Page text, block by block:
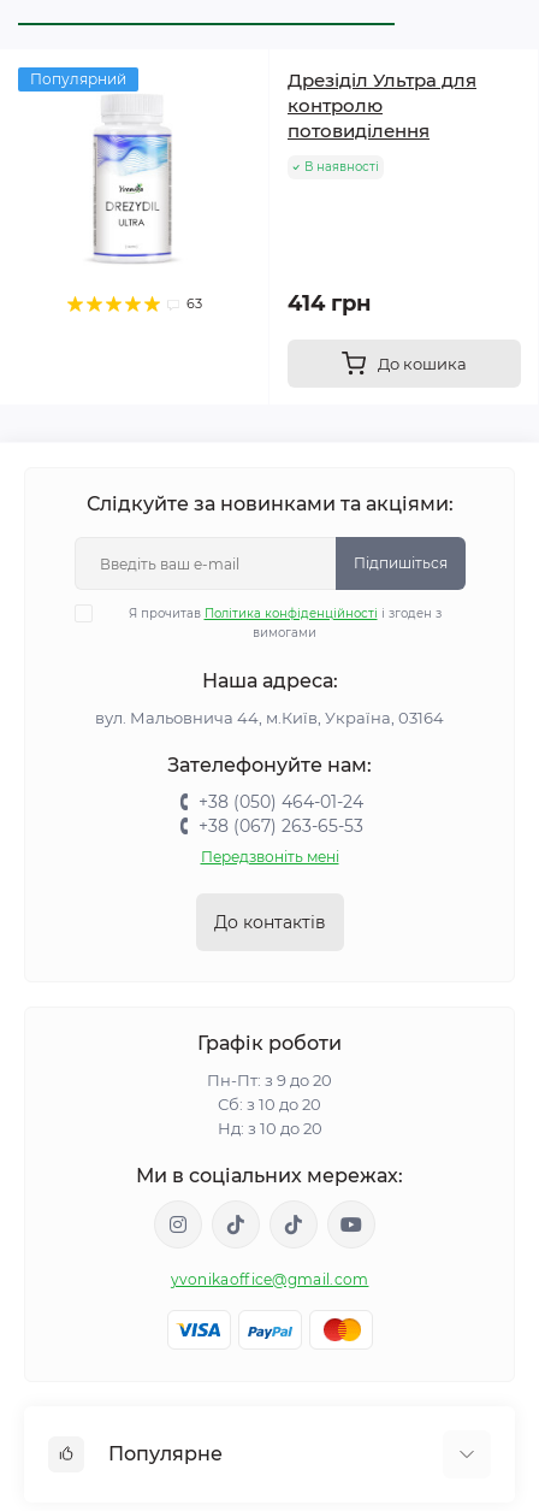
Популярний
63
Дрезіділ Ультра для
контролю
потовиділення
В наявності
414 грн
До кошика
Слідкуйте за новинками та акціями:
Підпишіться
Я прочитав Політика конфіденційності і згоден з
вимогами
Наша адреса:
вул. Мальовнича 44, м.Київ, Україна, 03164
Зателефонуйте нам:
+38 (050) 464-01-24
+38 (067) 263-65-53
Передзвоніть мені
До контактів
Графік роботи
Пн-Пт: з 9 до 20
Сб: з 10 до 20
Нд: з 10 до 20
Ми в соціальних мережах:
yvonikaoffice@gmail.com
Популярне